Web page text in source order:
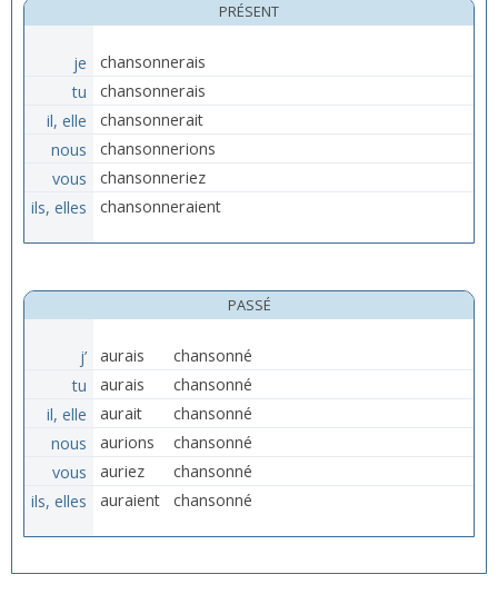
PRÉSENT
je
chansonnerais
tu
chansonnerais
il, elle
chansonnerait
nous
chansonnerions
vous
chansonneriez
ils, elles
chansonneraient
PASSÉ
j’ aurais
chansonné
tu
aurais
chansonné
il, elle
aurait
chansonné
nous
aurions
chansonné
vous
auriez
chansonné
ils, elles
auraient chansonné